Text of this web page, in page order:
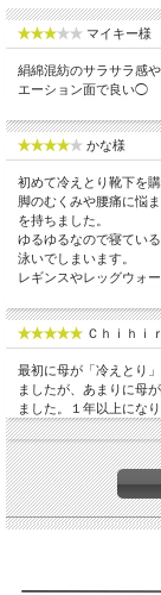
マイキー様
絹綿混紡のサラサラ感
エーション面で良い◯
かな様
初めて冷えとり靴下を購
脚のむくみや腰痛に悩
を持ちました。
ゆるゆるなので寝てい
泳いでしまいます。
レギンスやレッグウォ
Ｃｈｉｈｉ
最初に母が「冷えとり
ましたが、あまりに母
ました。１年以上にな